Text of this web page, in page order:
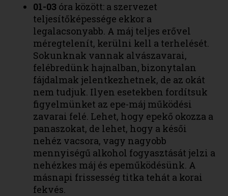
01-03 óra között: a szervezet
teljesítőképessége ekkor a
legalacsonyabb. A máj teljes erővel
méregtelenít, kerülni kell a terhelését.
Sokunknak vannak alvászavarai,
felébredünk hajnalban, bizonytalan
fájdalmak jelentkezhetnek, de az okát
nem tudjuk. Ilyen esetekben fordítsuk
figyelmünket az epe-máj működési
zavarai felé. Lehet, hogy epekő okozza a
panaszokat, de lehet, hogy a késői
nehéz vacsora, vagy nagyobb
mennyiségű alkohol fogyasztását jelzi a
nehézkes máj és epeműködésünk. A
másnapi frissesség titka tehát a korai
fekvés.